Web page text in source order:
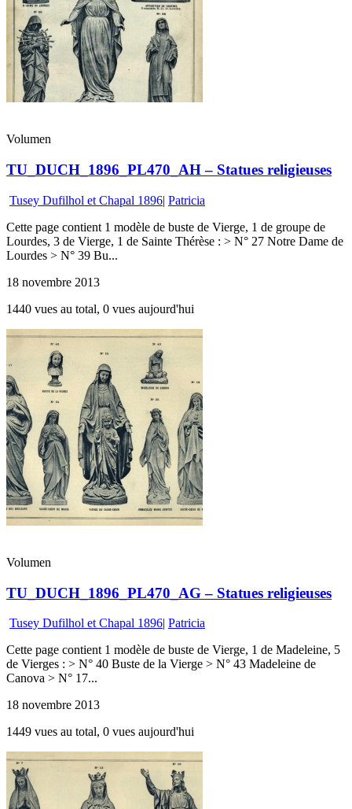
Volumen
TU_DUCH_1896_PL470_AH – Statues religieuses
Tusey Dufilhol et Chapal 1896| Patricia
Cette page contient 1 modèle de buste de Vierge, 1 de groupe de
Lourdes, 3 de Vierge, 1 de Sainte Thérèse : > N° 27 Notre Dame de
Lourdes > N° 39 Bu...
18 novembre 2013
1440 vues au total, 0 vues aujourd'hui
Volumen
TU_DUCH_1896_PL470_AG – Statues religieuses
Tusey Dufilhol et Chapal 1896| Patricia
Cette page contient 1 modèle de buste de Vierge, 1 de Madeleine, 5
de Vierges : > N° 40 Buste de la Vierge > N° 43 Madeleine de
Canova > N° 17...
18 novembre 2013
1449 vues au total, 0 vues aujourd'hui